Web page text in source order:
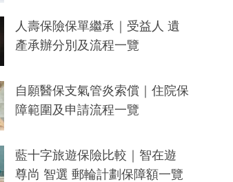
人壽保險保單繼承｜受益人 遺
產承辦分別及流程一覽
自願醫保支氣管炎索償｜住院保
障範圍及申請流程一覽
藍十字旅遊保險比較｜智在遊
尊尚 智選 郵輪計劃保障額一覽